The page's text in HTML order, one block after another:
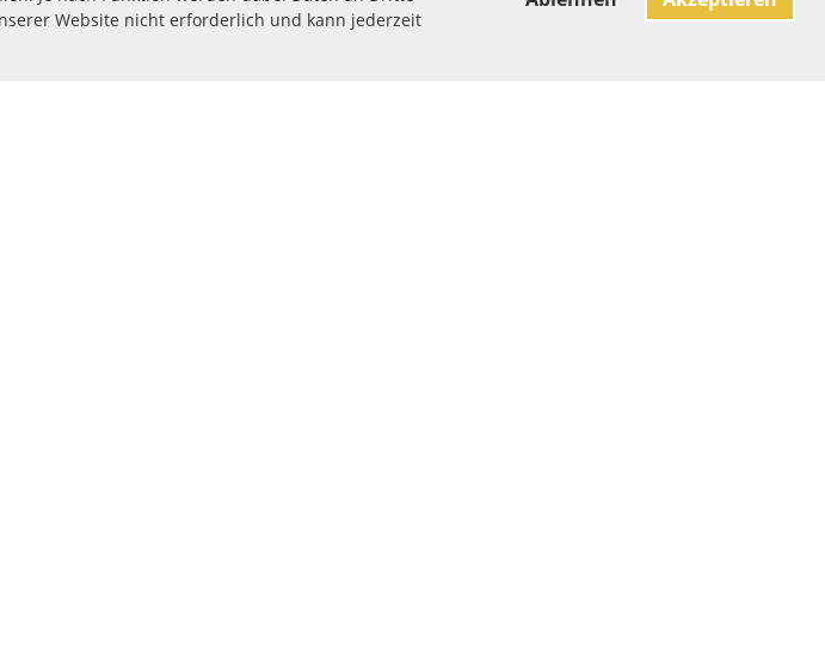
Website nicht erforderlich und kann jederzeit